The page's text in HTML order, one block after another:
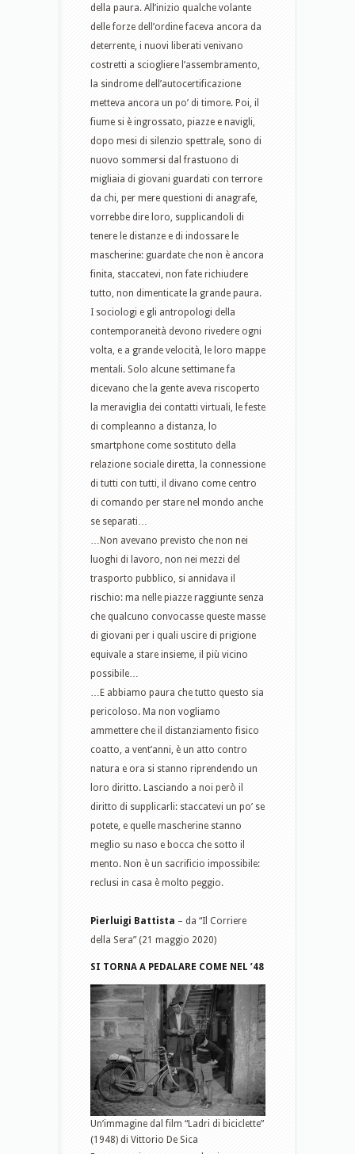
della paura. All’inizio qualche volante
delle forze dell’ordine faceva ancora da
deterrente, i nuovi liberati venivano
costretti a sciogliere l’assembramento,
la sindrome dell’autocertificazione
metteva ancora un po’ di timore. Poi, il
fiume si è ingrossato, piazze e navigli,
dopo mesi di silenzio spettrale, sono di
nuovo sommersi dal frastuono di
migliaia di giovani guardati con terrore
da chi, per mere questioni di anagrafe,
vorrebbe dire loro, supplicandoli di
tenere le distanze e di indossare le
mascherine: guardate che non è ancora
finita, staccatevi, non fate richiudere
tutto, non dimenticate la grande paura.
I sociologi e gli antropologi della
contemporaneità devono rivedere ogni
volta, e a grande velocità, le loro mappe
mentali. Solo alcune settimane fa
dicevano che la gente aveva riscoperto
la meraviglia dei contatti virtuali, le feste
di compleanno a distanza, lo
smartphone come sostituto della
relazione sociale diretta, la connessione
di tutti con tutti, il divano come centro
di comando per stare nel mondo anche
se separati…
…Non avevano previsto che non nei
luoghi di lavoro, non nei mezzi del
trasporto pubblico, si annidava il
rischio: ma nelle piazze raggiunte senza
che qualcuno convocasse queste masse
di giovani per i quali uscire di prigione
equivale a stare insieme, il più vicino
possibile…
…E abbiamo paura che tutto questo sia
pericoloso. Ma non vogliamo
ammettere che il distanziamento fisico
coatto, a vent’anni, è un atto contro
natura e ora si stanno riprendendo un
loro diritto. Lasciando a noi però il
diritto di supplicarli: staccatevi un po’ se
potete, e quelle mascherine stanno
meglio su naso e bocca che sotto il
mento. Non è un sacrificio impossibile:
reclusi in casa è molto peggio.
Pierluigi Battista – da “Il Corriere
della Sera” (21 maggio 2020)
SI TORNA A PEDALARE COME NEL ’48
Un’immagine dal film “Ladri di biciclette”
(1948) di Vittorio De Sica